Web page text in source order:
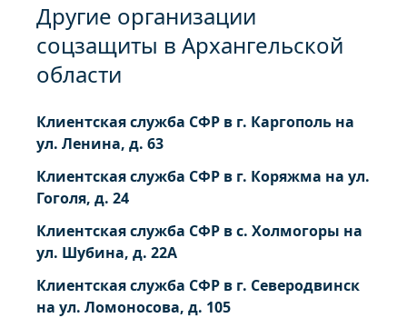
Другие организации
соцзащиты в Архангельской
области
Клиентская служба СФР в г. Каргополь на
ул. Ленина, д. 63
Клиентская служба СФР в г. Коряжма на ул.
Гоголя, д. 24
Клиентская служба СФР в с. Холмогоры на
ул. Шубина, д. 22А
Клиентская служба СФР в г. Северодвинск
на ул. Ломоносова, д. 105